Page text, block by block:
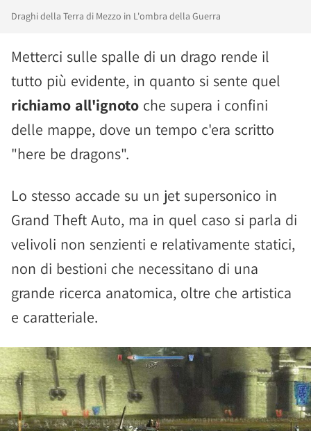
Draghi della Terra di Mezzo in L'ombra della Guerra
Metterci sulle spalle di un drago rende il
tutto più evidente, in quanto si sente quel
richiamo all'ignoto che supera i confini
delle mappe, dove un tempo c'era scritto
"here be dragons".
Lo stesso accade su un jet supersonico in
Grand Theft Auto, ma in quel caso si parla di
velivoli non senzienti e relativamente statici,
non di bestioni che necessitano di una
grande ricerca anatomica, oltre che artistica
e caratteriale.